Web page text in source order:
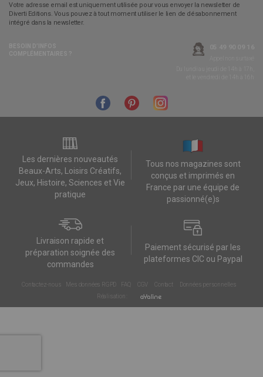
Votre adresse email est uniquement utilisée pour vous envoyer la newsletter de
Diverti Editions. Vous pouvez à tout moment utiliser le lien de désabonnement
intégré dans la newsletter.
Les dernières nouveautés
Beaux-Arts, Loisirs Créatifs,
Jeux, Histoire, Sciences et Vie
pratique
Tous nos magazines sont
conçus et imprimés en
France par une équipe de
passionné(e)s
Livraison rapide et
préparation soignée des
commandes
Paiement sécurisé par les
plateformes CIC ou Paypal
Contactez-nous Mes données RGPD FAQ CGV Contact
Données personnelles
Réalisation :